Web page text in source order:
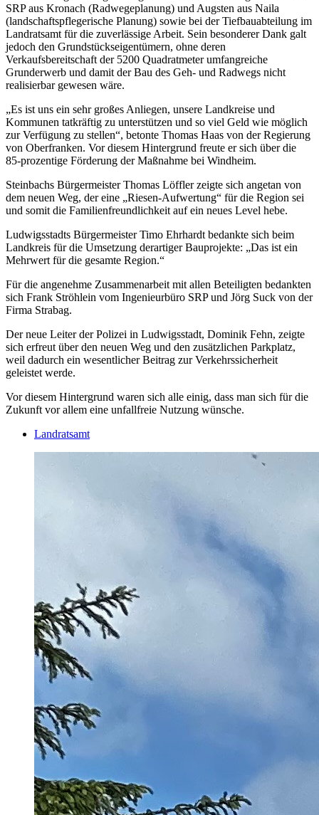
SRP aus Kronach (Radwegeplanung) und Augsten aus Naila
(landschaftspflegerische Planung) sowie bei der Tiefbauabteilung im
Landratsamt für die zuverlässige Arbeit. Sein besonderer Dank galt
jedoch den Grundstückseigentümern, ohne deren
Verkaufsbereitschaft der 5200 Quadratmeter umfangreiche
Grunderwerb und damit der Bau des Geh- und Radwegs nicht
realisierbar gewesen wäre.
„Es ist uns ein sehr großes Anliegen, unsere Landkreise und
Kommunen tatkräftig zu unterstützen und so viel Geld wie möglich
zur Verfügung zu stellen“, betonte Thomas Haas von der Regierung
von Oberfranken. Vor diesem Hintergrund freute er sich über die
85-prozentige Förderung der Maßnahme bei Windheim.
Steinbachs Bürgermeister Thomas Löffler zeigte sich angetan von
dem neuen Weg, der eine „Riesen-Aufwertung“ für die Region sei
und somit die Familienfreundlichkeit auf ein neues Level hebe.
Ludwigsstadts Bürgermeister Timo Ehrhardt bedankte sich beim
Landkreis für die Umsetzung derartiger Bauprojekte: „Das ist ein
Mehrwert für die gesamte Region.“
Für die angenehme Zusammenarbeit mit allen Beteiligten bedankten
sich Frank Ströhlein vom Ingenieurbüro SRP und Jörg Suck von der
Firma Strabag.
Der neue Leiter der Polizei in Ludwigsstadt, Dominik Fehn, zeigte
sich erfreut über den neuen Weg und den zusätzlichen Parkplatz,
weil dadurch ein wesentlicher Beitrag zur Verkehrssicherheit
geleistet werde.
Vor diesem Hintergrund waren sich alle einig, dass man sich für die
Zukunft vor allem eine unfallfreie Nutzung wünsche.
Landratsamt